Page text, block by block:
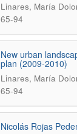
Linares, María
65-94
New urban
plan (2009-2010)
Linares, María
65-94
Nicolás Rojas